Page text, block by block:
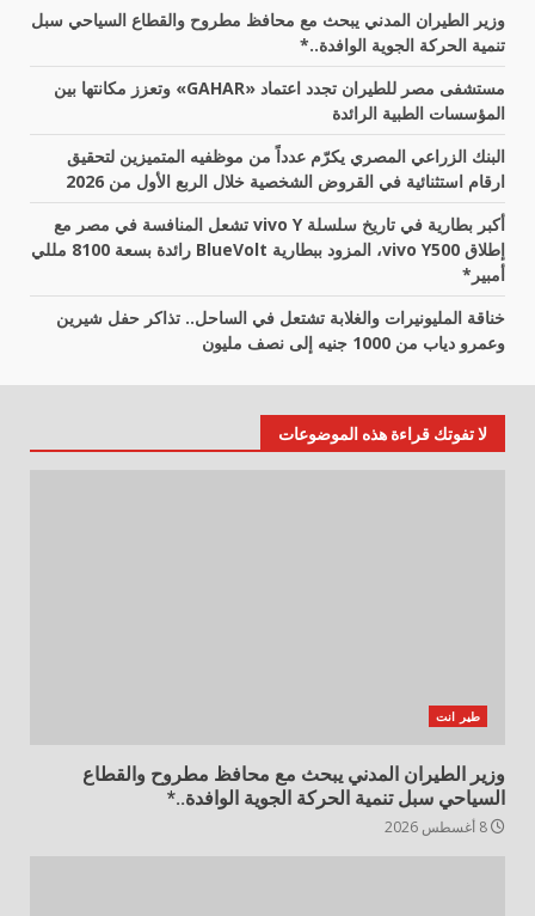
وزير الطيران المدني يبحث مع محافظ مطروح والقطاع السياحي سبل
تنمية الحركة الجوية الوافدة..*
مستشفى مصر للطيران تجدد اعتماد «GAHAR» وتعزز مكانتها بين
المؤسسات الطبية الرائدة
البنك الزراعي المصري يكرّم عدداً من موظفيه المتميزين لتحقيق
ارقام استثنائية في القروض الشخصية خلال الربع الأول من 2026
أكبر بطارية في تاريخ سلسلة vivo Y تشعل المنافسة في مصر مع
إطلاق vivo Y500، المزود ببطارية BlueVolt رائدة بسعة 8100 مللي
أمبير*
خناقة المليونيرات والغلابة تشتعل في الساحل.. تذاكر حفل شيرين
وعمرو دياب من 1000 جنيه إلى نصف مليون
لا تفوتك قراءة هذه الموضوعات
طير انت
وزير الطيران المدني يبحث مع محافظ مطروح والقطاع
السياحي سبل تنمية الحركة الجوية الوافدة..*